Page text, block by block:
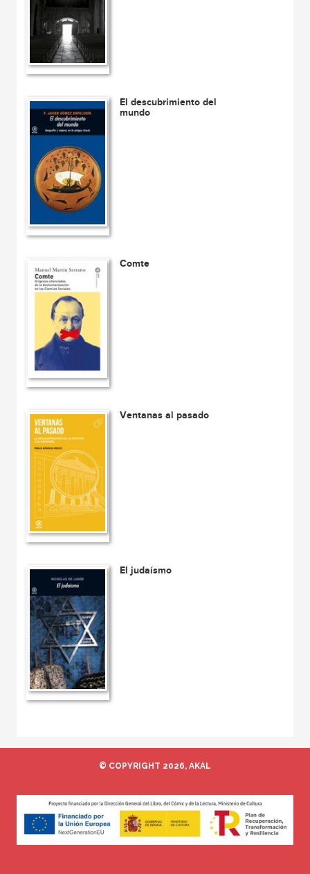
El descubrimiento del
mundo
Comte
Ventanas al pasado
El judaísmo
© COPYRIGHT 2026, AKAL